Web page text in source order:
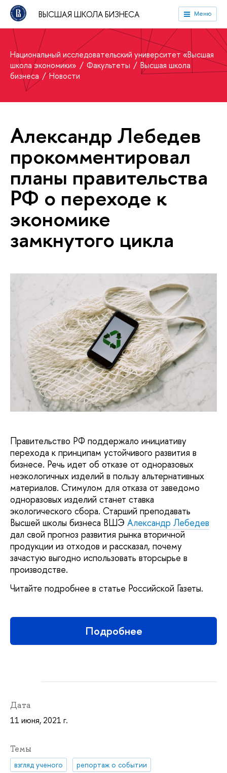
ВЫСШАЯ ШКОЛА БИЗНЕСА Меню
Национальный исследовательский университет «Высшая
школа экономики»
Факультеты
Высшая школа
бизнеса
Новости
Александр Лебедев
прокомментировал
планы правительства
РФ о переходе к
экономике
замкнутого цикла
Правительство РФ поддержало инициативу
перехода к принципам устойчивого развития в
бизнесе. Речь идет об отказе от одноразовых
неэкологичных изделий в пользу альтернативных
материалов. Стимулом для отказа от заведомо
одноразовых изделий станет ставка
экологического сбора. Старший преподавать
Высшей школы бизнеса ВШЭ Александр Лебедев
дал свой прогноз развития рынка вторичной
продукции из отходов и рассказал, почему
зачастую выгодно использовать вторсырье в
производстве.
Читайте подробнее в статье Российской Газеты.
Подробнее
Дата
11 июня, 2021 г.
Темы
взгляд ученого репортаж о событии